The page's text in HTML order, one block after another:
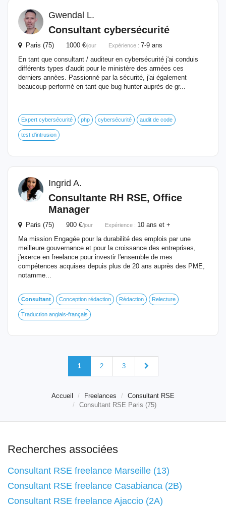
Gwendal L.
Consultant cybersécurité
Paris (75) 1000 €/jour Expérience : 7-9 ans
En tant que consultant / auditeur en cybersécurité j'ai conduis
différents types d'audit pour le ministère des armées ces
derniers annèes. Passionné par la sécurité, j'ai également
beaucoup performé en tant que bug hunter auprès de gr...
Expert cybersécurité php cybersécurité audit de code
test d'intrusion
Ingrid A.
Consultante RH RSE, Office
Manager
Paris (75) 900 €/jour Expérience : 10 ans et +
Ma mission Engagée pour la durabilité des emplois par une
meilleure gouvernance et pour la croissance des entreprises,
j'exerce en freelance pour investir l'ensemble de mes
compétences acquises depuis plus de 20 ans auprès des PME,
notamme...
Consultant Conception rédaction Rédaction Relecture
Traduction anglais-français
1 2 3
Accueil Freelances
Consultant RSE
Consultant RSE Paris (75)
Recherches associées
Consultant RSE freelance Marseille (13)
Consultant RSE freelance Casabianca (2B)
Consultant RSE freelance Ajaccio (2A)